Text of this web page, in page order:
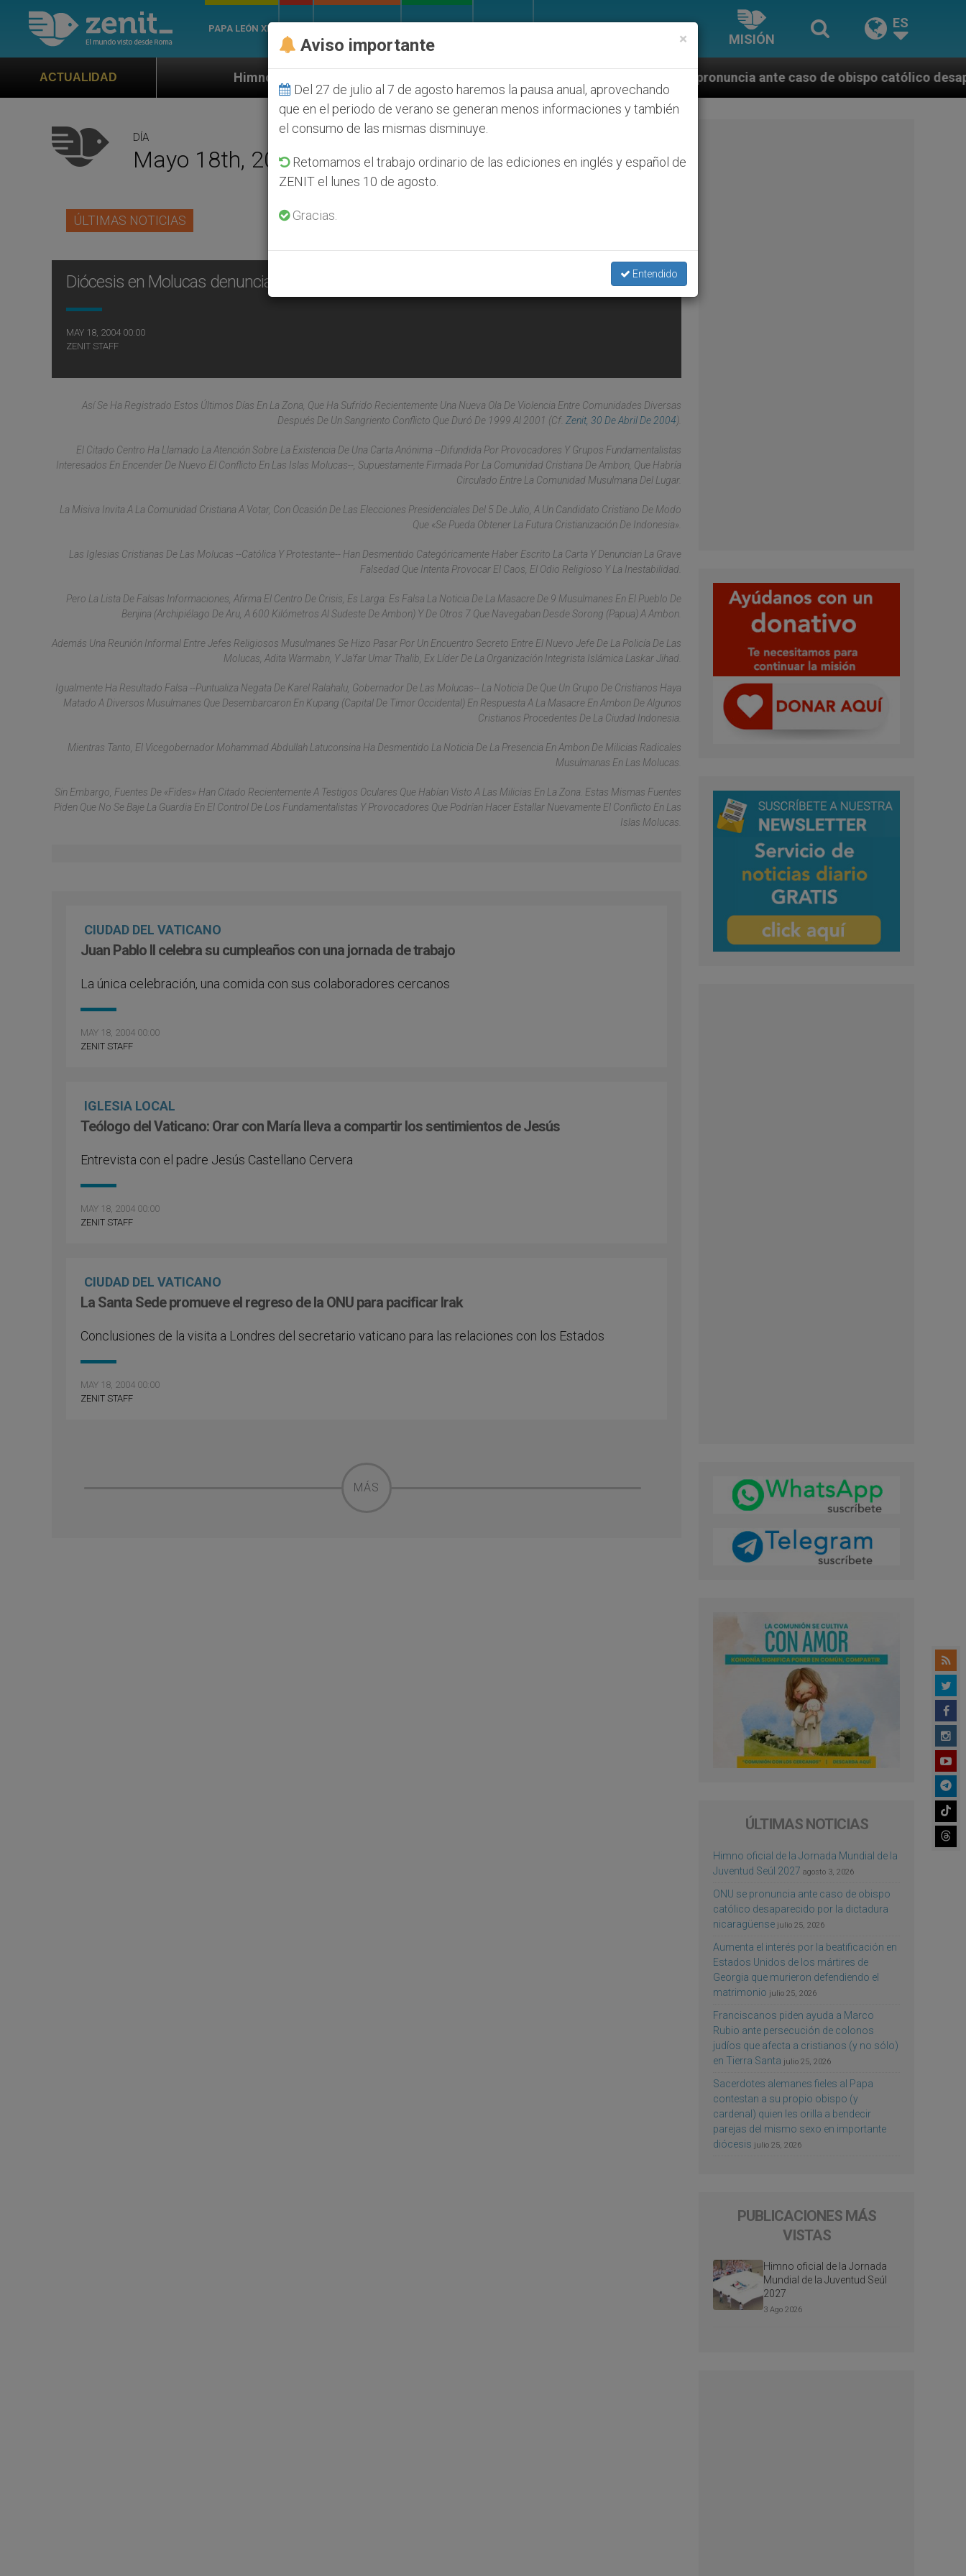
PAPA LEÓN XIV
MISIÓN
ES
ACTUALIDADHimno oficial de la Jornada Mundial de la Juventud Seúl 2027 ONU se pronuncia ante caso de obispo católico desaparecido por la
DÍA
Mayo 18th, 2004
ÚLTIMAS NOTICIAS
Diócesis en Molucas denuncia la circulación de anónimos para encender conflictos
MAY 18, 2004 00:00
ZENIT STAFF
Así Se Ha Registrado Estos Últimos Días En La Zona, Que Ha Sufrido Recientemente Una Nueva Ola De Violencia Entre Comunidades Diversas
Después De Un Sangriento Conflicto Que Duró De 1999 Al 2001 (Cf. Zenit, 30 De Abril De 2004).
El Citado Centro Ha Llamado La Atención Sobre La Existencia De Una Carta Anónima --Difundida Por Provocadores Y Grupos Fundamentalistas
Interesados En Encender De Nuevo El Conflicto En Las Islas Molucas--, Supuestamente Firmada Por La Comunidad Cristiana De Ambon, Que Habría
Circulado Entre La Comunidad Musulmana Del Lugar.
La Misiva Invita A La Comunidad Cristiana A Votar, Con Ocasión De Las Elecciones Presidenciales Del 5 De Julio, A Un Candidato Cristiano De Modo
Que «se Pueda Obtener La Futura Cristianización De Indonesia».
Las Iglesias Cristianas De Las Molucas --Católica Y Protestante-- Han Desmentido Categóricamente Haber Escrito La Carta Y Denuncian La Grave
Falsedad Que Intenta Provocar El Caos, El Odio Religioso Y La Inestabilidad.
Pero La Lista De Falsas Informaciones, Afirma El Centro De Crisis, Es Larga: Es Falsa La Noticia De La Masacre De 9 Musulmanes En El Pueblo De
Benjina (archipiélago De Aru, A 600 Kilómetros Al Sudeste De Ambon) Y De Otros 7 Que Navegaban Desde Sorong (Papua) A Ambon.
Además Una Reunión Informal Entre Jefes Religiosos Musulmanes Se Hizo Pasar Por Un Encuentro Secreto Entre El Nuevo Jefe De La Policía De Las
Molucas, Adita Warmabn, Y Ja’far Umar Thalib, Ex Líder De La Organización Integrista Islámica Laskar Jihad.
Igualmente Ha Resultado Falsa --Puntualiza Negata De Karel Ralahalu, Gobernador De Las Molucas-- La Noticia De Que Un Grupo De Cristianos Haya
Matado A Diversos Musulmanes Que Desembarcaron En Kupang (capital De Timor Occidental) En Respuesta A La Masacre En Ambon De Algunos
Cristianos Procedentes De La Ciudad Indonesia.
Mientras Tanto, El Vicegobernador Mohammad Abdullah Latuconsina Ha Desmentido La Noticia De La Presencia En Ambon De Milicias Radicales
Musulmanas En Las Molucas.
Sin Embargo, Fuentes De «Fides» Han Citado Recientemente A Testigos Oculares Que Habían Visto A Las Milicias En La Zona. Estas Mismas Fuentes
Piden Que No Se Baje La Guardia En El Control De Los Fundamentalistas Y Provocadores Que Podrían Hacer Estallar Nuevamente El Conflicto En Las
Islas Molucas.
CIUDAD DEL VATICANO
Juan Pablo II celebra su cumpleaños con una jornada de trabajo
La única celebración, una comida con sus colaboradores cercanos
MAY 18, 2004 00:00
ZENIT STAFF
IGLESIA LOCAL
Teólogo del Vaticano: Orar con María lleva a compartir los sentimientos de Jesús
Entrevista con el padre Jesús Castellano Cervera
MAY 18, 2004 00:00
ZENIT STAFF
CIUDAD DEL VATICANO
La Santa Sede promueve el regreso de la ONU para pacificar Irak
Conclusiones de la visita a Londres del secretario vaticano para las relaciones con los Estados
MAY 18, 2004 00:00
ZENIT STAFF
MÁS
ÚLTIMAS NOTICIAS
Himno oficial de la Jornada Mundial de la
Juventud Seúl 2027 agosto 3, 2026
ONU se pronuncia ante caso de obispo
católico desaparecido por la dictadura
nicaragüense julio 25, 2026
Aumenta el interés por la beatificación en
Estados Unidos de los mártires de
Georgia que murieron defendiendo el
matrimonio julio 25, 2026
Franciscanos piden ayuda a Marco
Rubio ante persecución de colonos
judíos que afecta a cristianos (y no sólo)
en Tierra Santa julio 25, 2026
Sacerdotes alemanes fieles al Papa
contestan a su propio obispo (y
cardenal) quien les orilla a bendecir
parejas del mismo sexo en importante
diócesis julio 25, 2026
PUBLICACIONES MÁS
VISTAS
Himno oficial de la Jornada
Mundial de la Juventud Seúl
2027
3 Ago 2026
×
Aviso importante
Del 27 de julio al 7 de agosto haremos la pausa anual, aprovechando
que en el periodo de verano se generan menos informaciones y también
el consumo de las mismas disminuye.
Retomamos el trabajo ordinario de las ediciones en inglés y español de
ZENIT el lunes 10 de agosto.
Gracias.
Entendido